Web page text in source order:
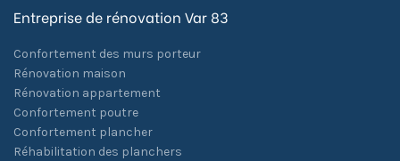
Entreprise de rénovation Var 83
Confortement des murs porteur
Rénovation maison
Rénovation appartement
Confortement poutre
Confortement plancher
Réhabilitation des planchers